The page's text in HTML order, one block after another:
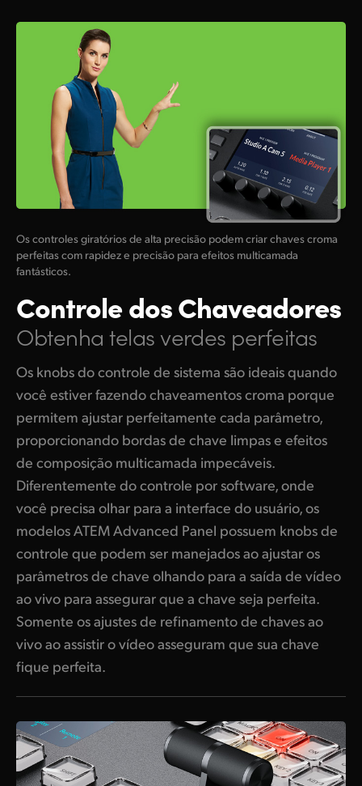
Os controles giratórios de alta precisão podem criar chaves croma
perfeitas com rapidez e precisão para efeitos multicamada
fantásticos.
Controle dos Chaveadores
Obtenha telas verdes perfeitas
Os knobs do controle de sistema são ideais quando
você estiver fazendo chaveamentos croma porque
permitem ajustar perfeitamente cada parâmetro,
proporcionando bordas de chave limpas e efeitos
de composição multicamada impecáveis.
Diferentemente do controle por software, onde
você precisa olhar para a interface do usuário, os
modelos ATEM Advanced Panel possuem knobs de
controle que podem ser manejados ao ajustar os
parâmetros de chave olhando para a saída de vídeo
ao vivo para assegurar que a chave seja perfeita.
Somente os ajustes de refinamento de chaves ao
vivo ao assistir o vídeo asseguram que sua chave
fique perfeita.